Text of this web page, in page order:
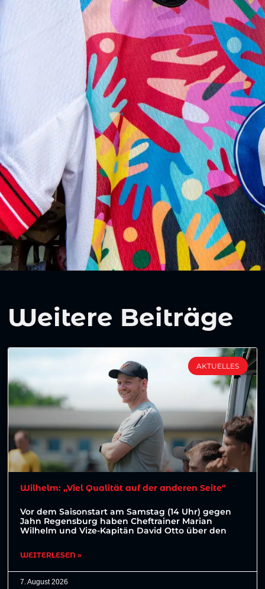
Weitere Beiträge
AKTUELLES
Wilhelm: „Viel Qualität auf der anderen Seite“
Vor dem Saisonstart am Samstag (14 Uhr) gegen
Jahn Regensburg haben Cheftrainer Marian
Wilhelm und Vize-Kapitän David Otto über den
WEITERLESEN »
7. August 2026